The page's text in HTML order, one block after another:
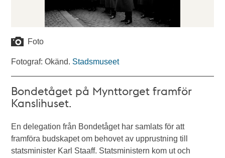
Foto
Fotograf: Okänd. Stadsmuseet
Bondetåget på Mynttorget framför
Kanslihuset.
En delegation från Bondetåget har samlats för att
framföra budskapet om behovet av upprustning till
statsminister Karl Staaff. Statsministern kom ut och